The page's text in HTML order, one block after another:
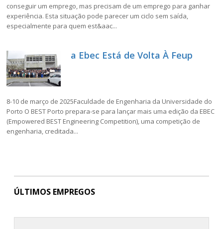
conseguir um emprego, mas precisam de um emprego para ganhar
experiência. Esta situação pode parecer um ciclo sem saída,
especialmente para quem est&aac...
a Ebec Está de Volta À Feup
8-10 de março de 2025Faculdade de Engenharia da Universidade do
Porto O BEST Porto prepara-se para lançar mais uma edição da EBEC
(Empowered BEST Engineering Competition), uma competição de
engenharia, creditada...
ÚLTIMOS EMPREGOS